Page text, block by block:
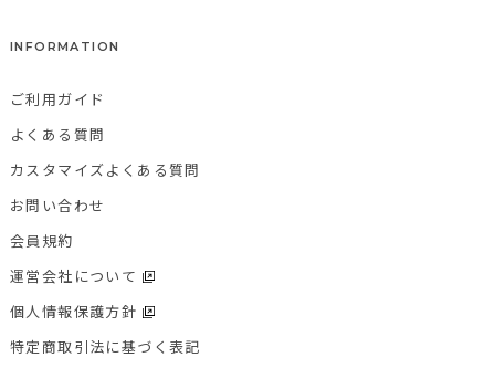
INFORMATION
ご利用ガイド
よくある質問
カスタマイズよくある質問
お問い合わせ
会員規約
運営会社について
個人情報保護方針
特定商取引法に基づく表記